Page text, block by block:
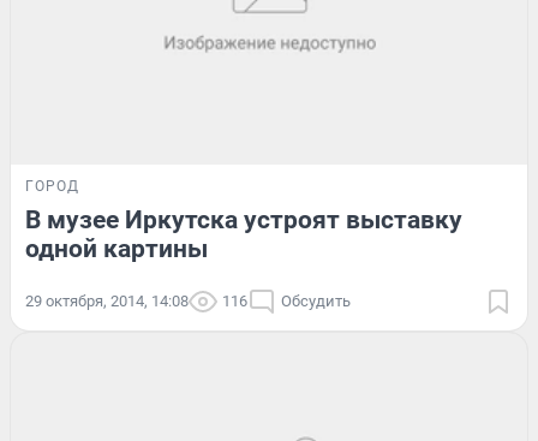
ГОРОД
В музее Иркутска устроят выставку
одной картины
29 октября, 2014, 14:08 116 Обсудить